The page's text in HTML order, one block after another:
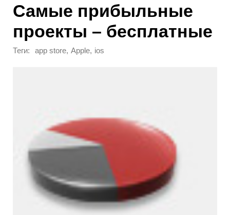
Самые прибыльные
проекты – бесплатные
Теги: app store, Apple, ios